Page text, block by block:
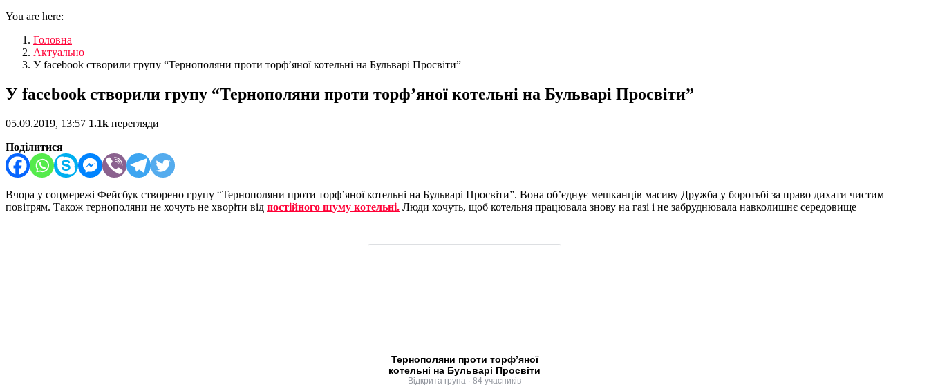
You are here:
Головна
Актуально
У facebook створили групу “Тернополяни проти торф’яної котельні на Бульварі Просвіти”
У facebook створили групу “Тернополяни проти торф’яної котельні на Бульварі Просвіти”
05.09.2019, 13:57 1.1k перегляди
Поділитися
Вчора у соцмережі Фейсбук створено групу “Тернополяни проти торф’яної котельні на Бульварі Просвіти”. Вона об’єднує мешканців масиву Дружба у боротьбі за право дихати чистим
повітрям. Також тернополяни не хочуть не хворіти від постійного шуму котельні. Люди хочуть, щоб котельня працювала знову на газі і не забруднювала навколишнє середовище
Тернополяни проти торф’яної
котельні на Бульварі Просвіти
Відкрита група · 84 учасників